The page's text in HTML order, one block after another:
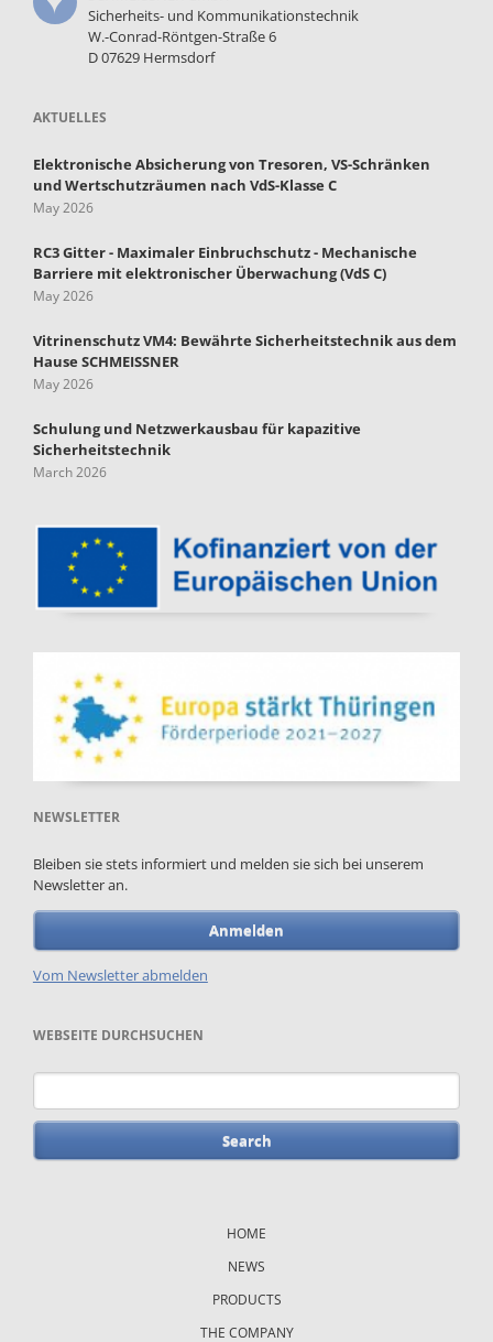
Sicherheits- und Kommunikationstechnik
W.-Conrad-Röntgen-Straße 6
D 07629 Hermsdorf
AKTUELLES
Elektronische Absicherung von Tresoren, VS-Schränken
und Wertschutzräumen nach VdS-Klasse C
May 2026
RC3 Gitter - Maximaler Einbruchschutz - Mechanische
Barriere mit elektronischer Überwachung (VdS C)
May 2026
Vitrinenschutz VM4: Bewährte Sicherheitstechnik aus dem
Hause SCHMEISSNER
May 2026
Schulung und Netzwerkausbau für kapazitive
Sicherheitstechnik
March 2026
NEWSLETTER
Bleiben sie stets informiert und melden sie sich bei unserem
Newsletter an.
Anmelden
Vom Newsletter abmelden
WEBSEITE DURCHSUCHEN
Keywords
HOME
NEWS
PRODUCTS
THE COMPANY